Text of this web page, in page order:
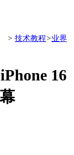
> 技术教程>业界
16